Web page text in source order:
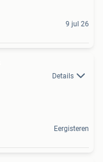
9 jul 26
Details
Eergisteren